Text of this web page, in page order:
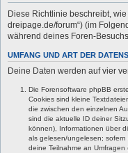
Diese Richtlinie beschreibt, wie
dreipage.de/forum“) (im
während deines Foren-
UMFANG UND ART DER
Deine Daten werden auf vier
Die Forensoftware phpBB
Cookies sind kleine
die zwischen den einzelnen
sind die aktuelle ID deiner
können), Informationen über
als gelesen/ungelesen;
deine Teilnahme an